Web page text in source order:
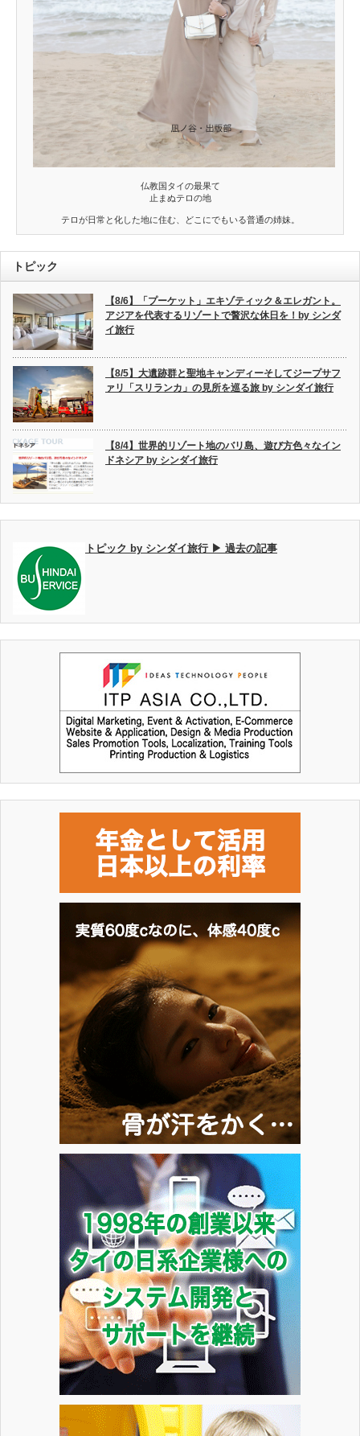
仏教国タイの最果て
止まぬテロの地
テロが日常と化した地に住む、どこにでもいる普通の姉妹。
トピック
【8/6】「プーケット」エキゾティック＆エレガント。
アジアを代表するリゾートで贅沢な休日を！by シンダ
イ旅行
【8/5】大遺跡群と聖地キャンディーそしてジープサフ
ァリ「スリランカ」の見所を巡る旅 by シンダイ旅行
【8/4】世界的リゾート地のバリ島、遊び方色々なイン
ドネシア by シンダイ旅行
トピック by シンダイ旅行 ▶ 過去の記事